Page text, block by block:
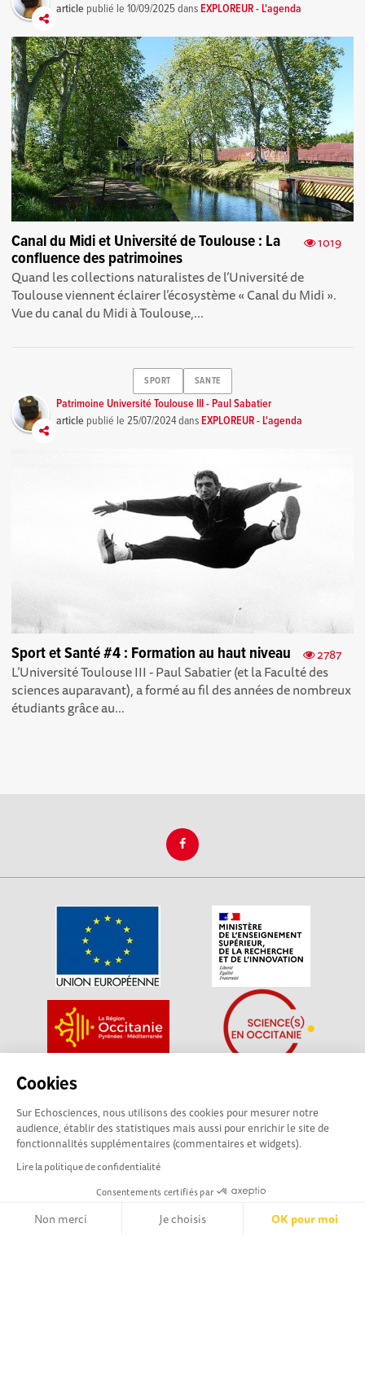
Cookies
Sur Echosciences, nous utilisons des cookies pour mesurer notre
audience, établir des statistiques mais aussi pour enrichir le site de
fonctionnalités supplémentaires (commentaires et widgets).
Lire la politique de confidentialité
Consentements certifiés par
Non merci Je choisis OK pour moi
article publié le10/09/2025dansEXPLOREUR - L'agenda
1019
Canal du Midi et Université de Toulouse : La
confluence des patrimoines
Quand les collections naturalistes de l’Université de
Toulouse viennent éclairer l’écosystème « Canal du Midi ».
Vue du canal du Midi à Toulouse,...
SPORT SANTE
Patrimoine Université Toulouse III - Paul Sabatier
article publié le25/07/2024dansEXPLOREUR - L'agenda
2787
Sport et Santé #4 : Formation au haut niveau
L’Université Toulouse III - Paul Sabatier (et la Faculté des
sciences auparavant), a formé au fil des années de nombreux
étudiants grâce au...
La plateforme Science(s) en Occitanie est le média social des
est propulsée par Instant Science, avec la participation et le